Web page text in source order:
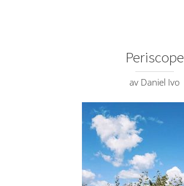
Periscope
av Daniel Ivo